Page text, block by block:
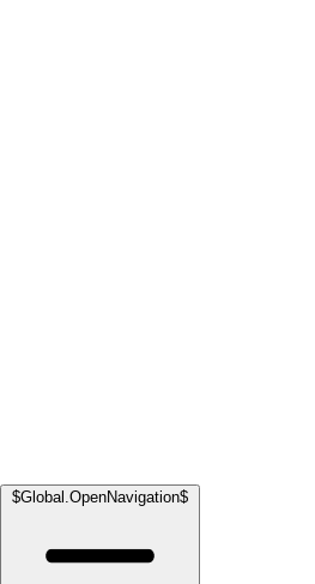
$Global.OpenNavigation$